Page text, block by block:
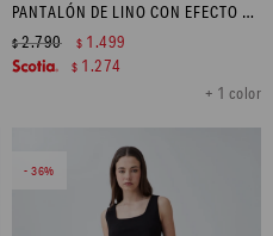
PANTALÓN DE LINO CON EFECTO DESFLECADO - DURAZNO
+ 1 color
$2.790 $ 1.499
$ 1.274
36